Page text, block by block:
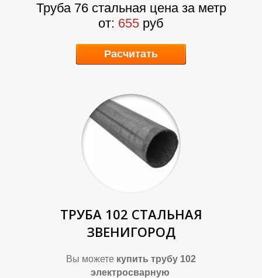
У
Труба 76 стальная цена за метр
от: 655 руб
Расчитать
ТРУБА 102 СТАЛЬНАЯ
ЗВЕНИГОРОД
Вы можете купить трубу 102
электросварную
В